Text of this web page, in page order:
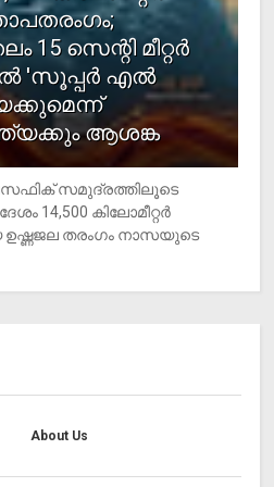
15 സെന്റി മീറ്റര്‍
ല്‍ 'സൂപ്പര്‍ എല്‍
ആശങ്ക
സമുദ്രത്തിലൂടെ
14,500 കിലോമീറ്റര്‍
ഉഷ്ണജല തരംഗം നാസയുടെ
About Us